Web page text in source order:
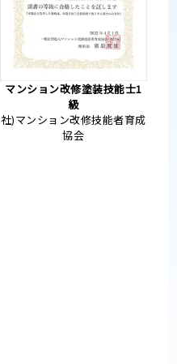
マンション改修塗装技能士1
級
社)マンション改修技能者育成
協会